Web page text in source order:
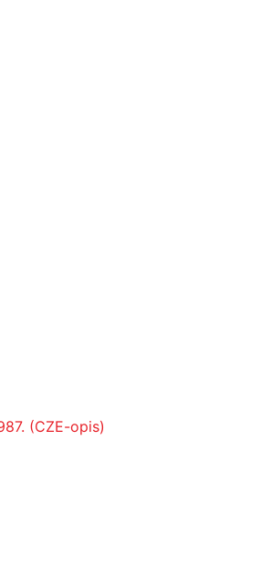
(CZE-opis)